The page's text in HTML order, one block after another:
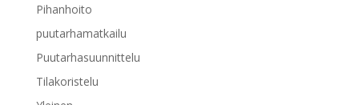
Pihanhoito
puutarhamatkailu
Puutarhasuunnittelu
Tilakoristelu